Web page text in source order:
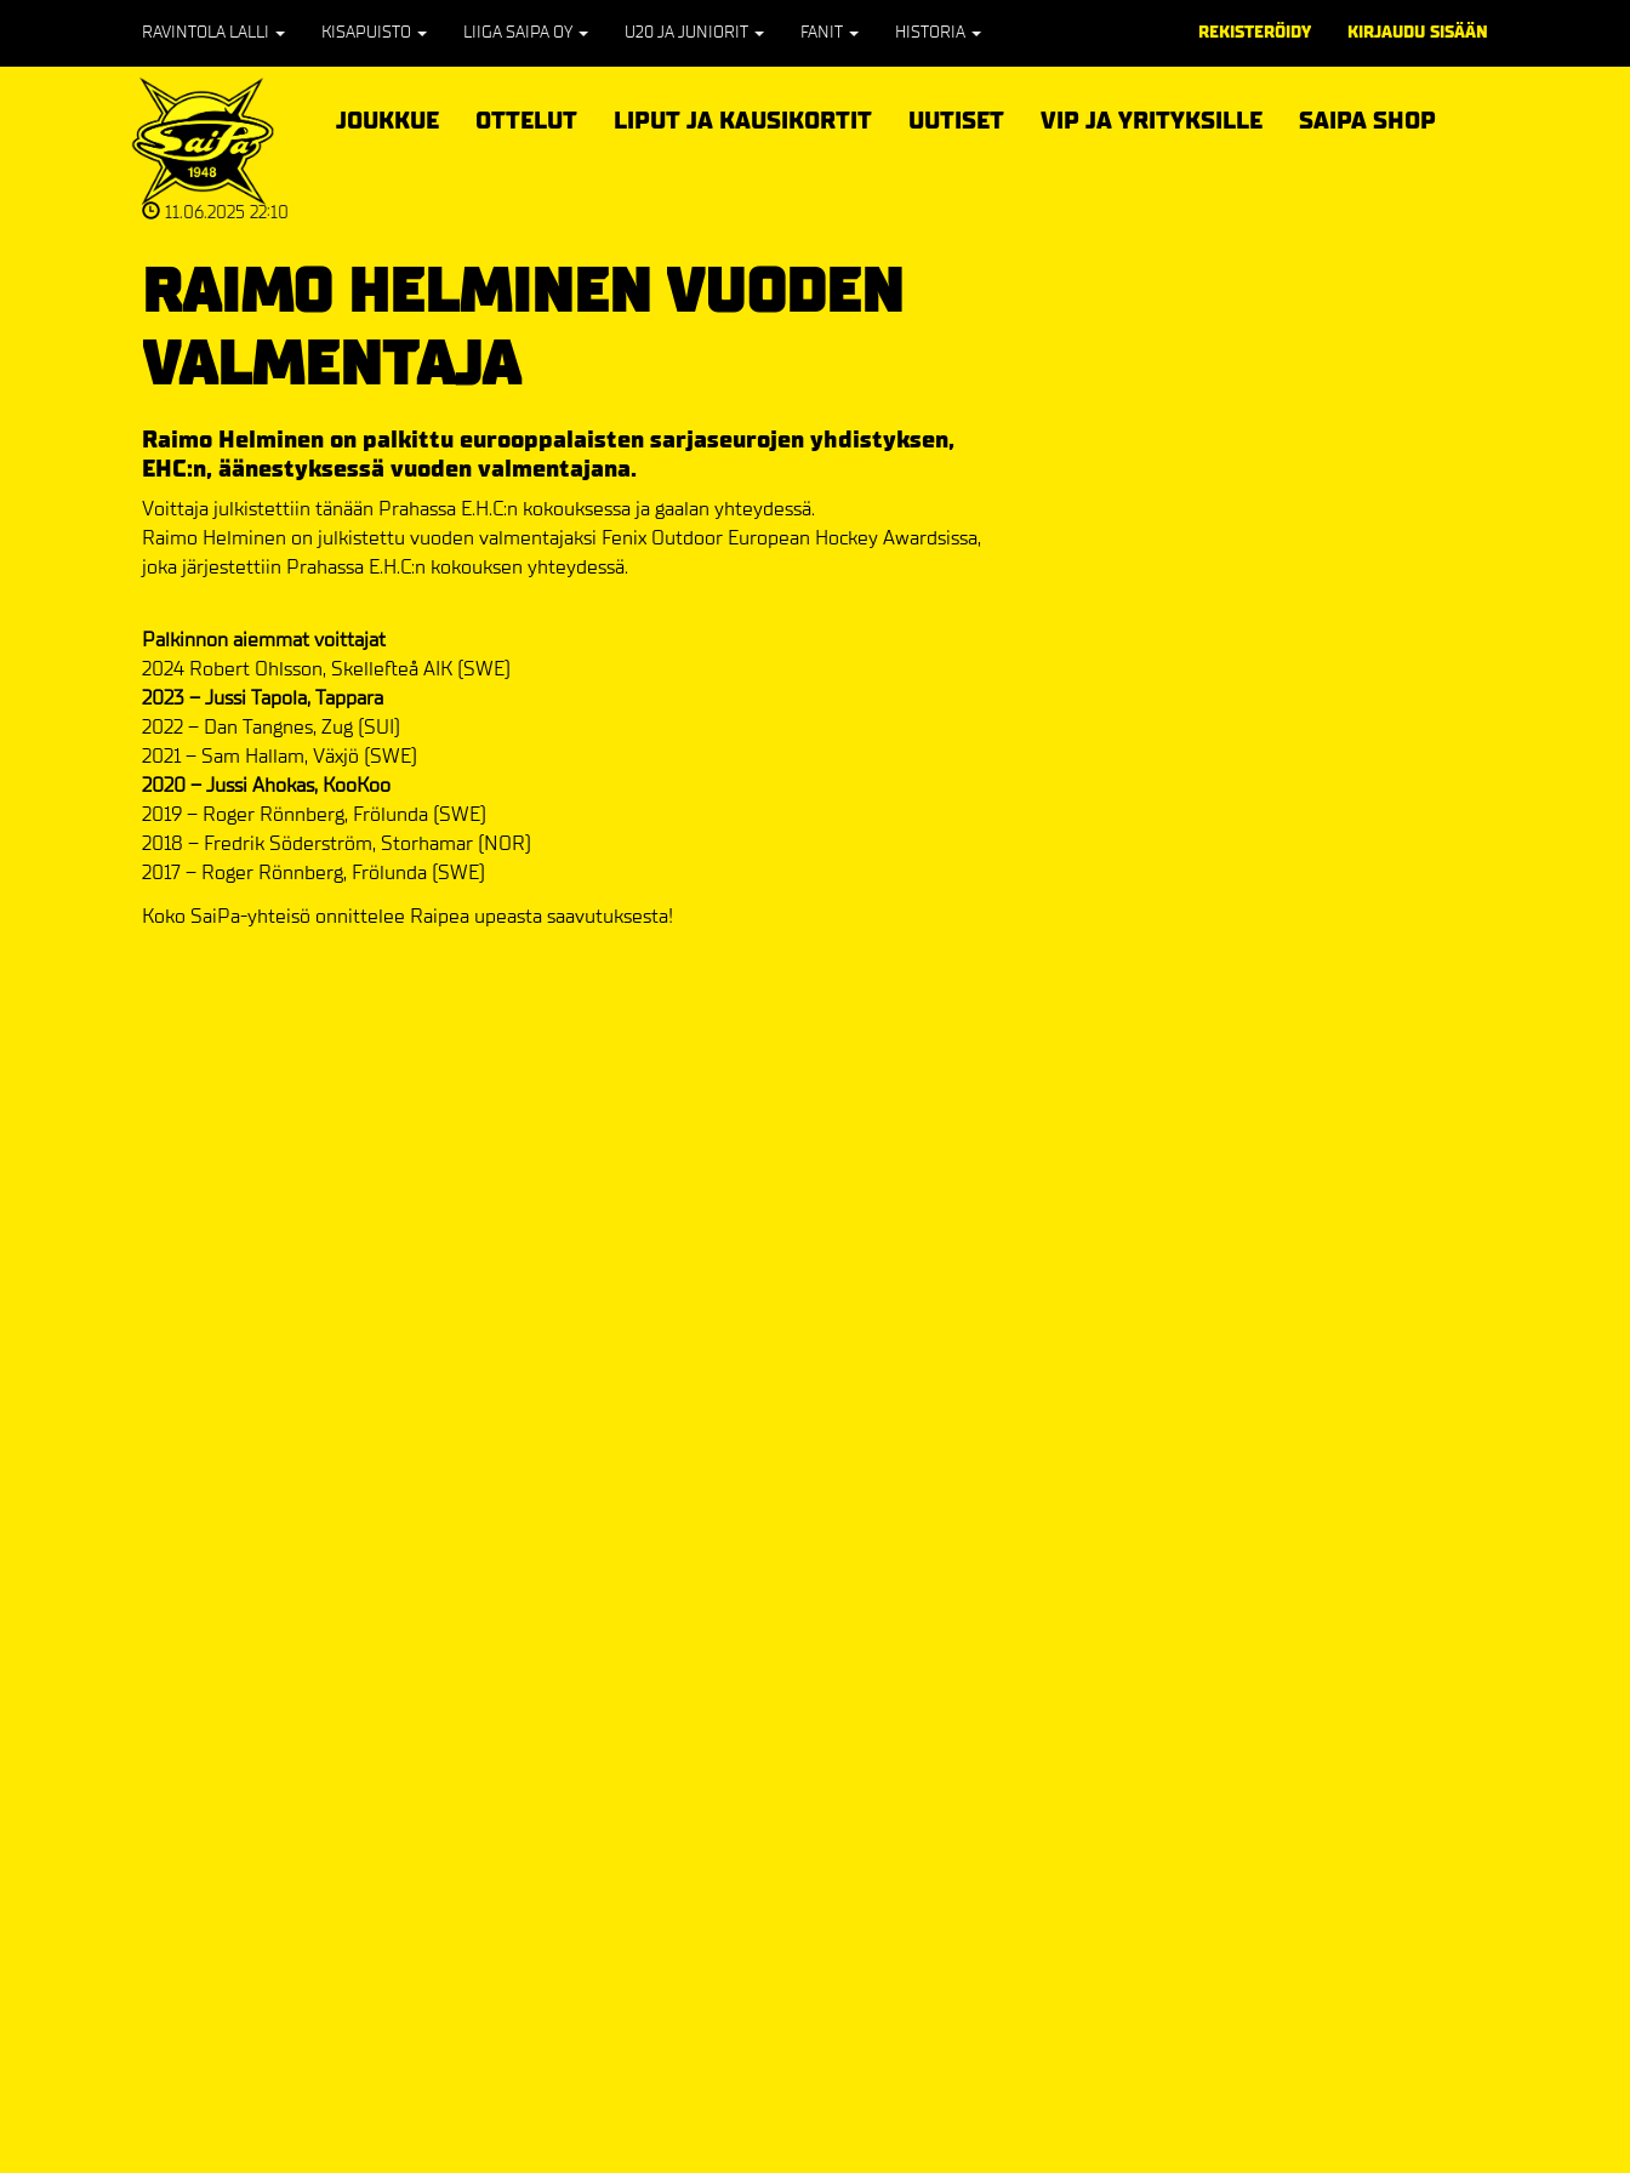
RAVINTOLA LALLI KISAPUISTO LIIGA SAIPA OY U20 JA JUNIORIT FANIT HISTORIA REKISTERÖIDY KIRJAUDU SISÄÄN
JOUKKUE OTTELUT LIPUT JA KAUSIKORTIT UUTISET VIP JA YRITYKSILLE SAIPA SHOP
11.06.2025 22:10
RAIMO HELMINEN VUODEN
VALMENTAJA
Raimo Helminen on palkittu eurooppalaisten sarjaseurojen yhdistyksen,
EHC:n, äänestyksessä vuoden valmentajana.
Voittaja julkistettiin tänään Prahassa E.H.C:n kokouksessa ja gaalan yhteydessä.
Raimo Helminen on julkistettu vuoden valmentajaksi Fenix Outdoor European Hockey Awardsissa,
joka järjestettiin Prahassa E.H.C:n kokouksen yhteydessä.
Palkinnon aiemmat voittajat
2024 Robert Ohlsson, Skellefteå AIK (SWE)
2023 – Jussi Tapola, Tappara
2022 – Dan Tangnes, Zug (SUI)
2021 – Sam Hallam, Växjö (SWE)
2020 – Jussi Ahokas, KooKoo
2019 – Roger Rönnberg, Frölunda (SWE)
2018 – Fredrik Söderström, Storhamar (NOR)
2017 – Roger Rönnberg, Frölunda (SWE)
Koko SaiPa-yhteisö onnittelee Raipea upeasta saavutuksesta!